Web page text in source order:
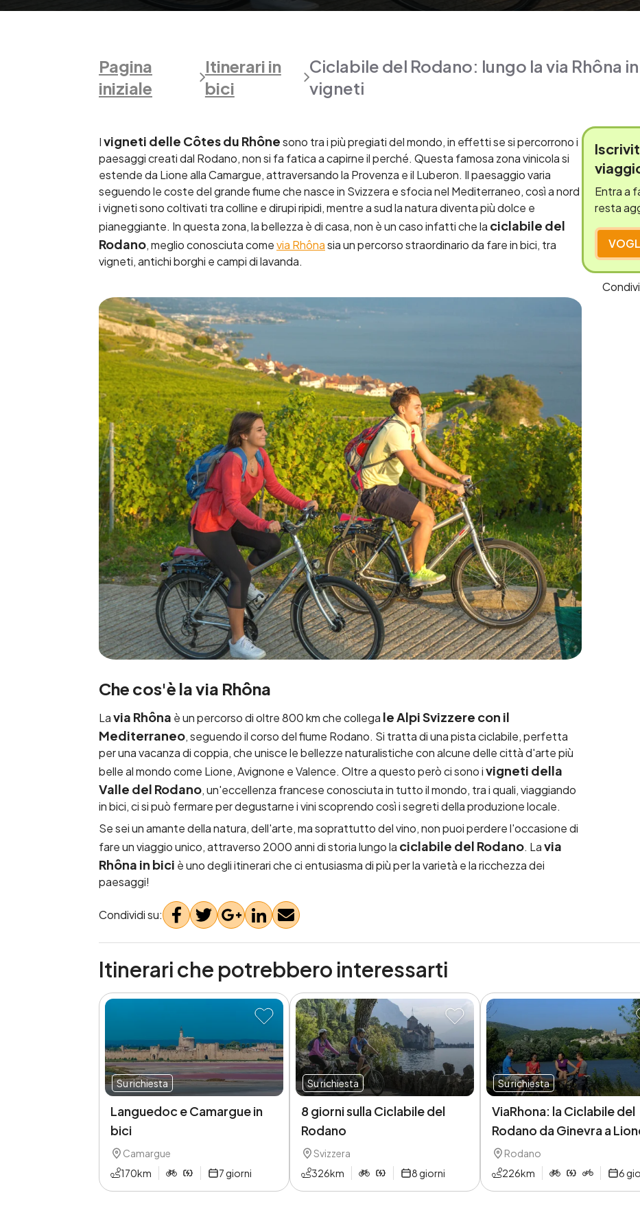
Pagina
iniziale
Itinerari in
bici
Ciclabile del Rodano: lungo la via Rhôna
vigneti
Ivigneti delle Côtes du Rhônesono tra i più pregiati del mondo, in effetti se si percorrono i
paesaggi creati dal Rodano, non si fa fatica a capirne il perché. Questa famosa zona vinicola si
estende da Lione alla Camargue, attraversando la Provenza e il Luberon. Il paesaggio varia
seguendo le coste del grande fiume che nasce in Svizzera e sfocia nel Mediterraneo, così a nord
i vigneti sono coltivati tra colline e dirupi ripidi, mentre a sud la natura diventa più dolce e
pianeggiante. In questa zona, la bellezza è di casa, non è un caso infatti che la ciclabile del
Rodano, meglio conosciuta comevia Rhônasia un percorso straordinario da fare in bici, tra
vigneti, antichi borghi e campi di lavanda.
Che cos'è la via Rhôna
Lavia Rhôna è un percorso di oltre 800 km che collega le Alpi Svizzere con il
Mediterraneo, seguendo il corso del fiume Rodano. Si tratta di una pista ciclabile, perfetta
per una vacanza di coppia, che unisce le bellezze naturalistiche con alcune delle città d'arte più
belle al mondo come Lione, Avignone e Valence. Oltre a questo però ci sono ivigneti della
Valle del Rodano, un'eccellenza francese conosciuta in tutto il mondo, tra i quali, viaggiando
in bici, ci si può fermare per degustarne i vini scoprendo così i segreti della produzione locale.
Se sei un amante della natura, dell'arte, ma soprattutto del vino, non puoi perdere l'occasione di
fare un viaggio unico, attraverso 2000 anni di storia lungo la ciclabile del Rodano. Lavia
Rhôna in bici è uno degli itinerari che ci entusiasma di più per la varietà e la ricchezza dei
paesaggi!
Condividi su:
Entra a
resta
Itinerari che potrebbero interessarti
Su richiesta
Languedoc e Camargue in
bici
Camargue
170km 7giorni
Su richiesta
8 giorni sulla Ciclabile del
Rodano
Svizzera
326km 8giorni
Su richiesta
ViaRhona: la Ciclabile del
Rodano da Ginevra a
Rodano
226km 6